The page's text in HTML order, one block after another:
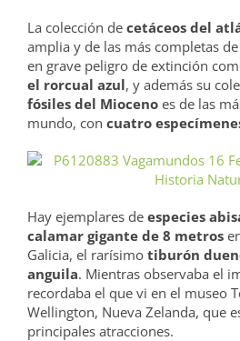
La colección de cetáceos del
amplia y de las más completas
en grave peligro de extinción
el rorcual azul, y además su
fósiles del Mioceno es de las
mundo, con cuatro
Hay ejemplares de especies
calamar gigante de 8 metros
Galicia, el rarísimo tiburón
anguila. Mientras observaba el
recordaba el que vi en el museo
Wellington, Nueva Zelanda, que
principales atracciones.